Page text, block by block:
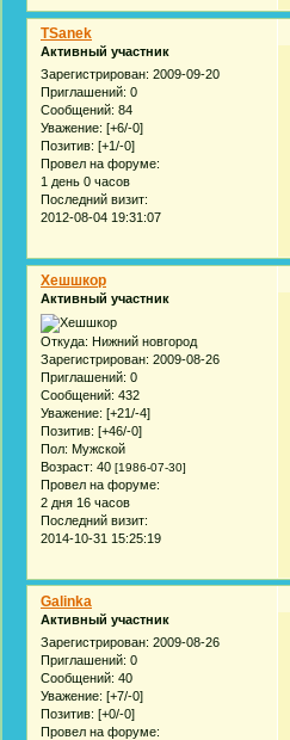
TSanek
Активный участник
Зарегистрирован: 2009-09-20
Приглашений: 0
Сообщений: 84
Уважение: [+6/-0]
Позитив: [+1/-0]
Провел на форуме:
1 день 0 часов
Последний визит:
2012-08-04 19:31:07
Хешшкор
Активный участник
Откуда: Нижний новгород
Зарегистрирован: 2009-08-26
Приглашений: 0
Сообщений: 432
Уважение: [+21/-4]
Позитив: [+46/-0]
Пол: Мужской
Возраст: 40 [1986-07-30]
Провел на форуме:
2 дня 16 часов
Последний визит:
2014-10-31 15:25:19
Galinka
Активный участник
Зарегистрирован: 2009-08-26
Приглашений: 0
Сообщений: 40
Уважение: [+7/-0]
Позитив: [+0/-0]
Провел на форуме: